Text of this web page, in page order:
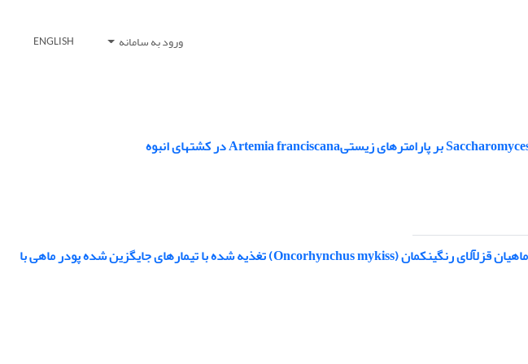
ورود به سامانه ENGLISH
بررسی فعالیت آنزیم‏های پروتئینی معده، پانکراس و روده ماهیان قزل‏آلای رنگین‎کمان (Oncorhynchus mykiss) تغذیه شده با تیمارهای جایگزین شده پودر ماهی با